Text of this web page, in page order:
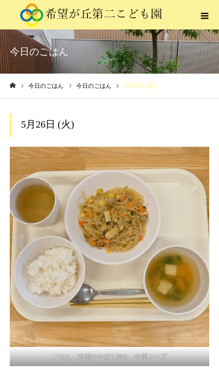
今日のごはん
今日のごはん 今日のごはん 5月26日 (火)
5月26日 (火)
ごはん 春雨のそぼろ炒め 中華スープ